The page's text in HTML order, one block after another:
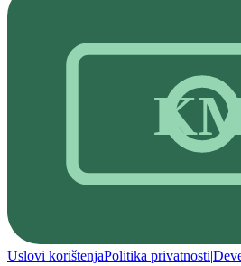
Uslovi korištenjaPolitika privatnosti|